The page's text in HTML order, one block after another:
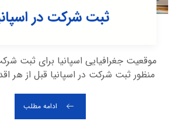
ثبت شرکت در
موقعیت جغرافیایی اسپانیا برای ثبت
منظور ثبت شرکت در اسپانیا قبل از هر
ادامه مطلب